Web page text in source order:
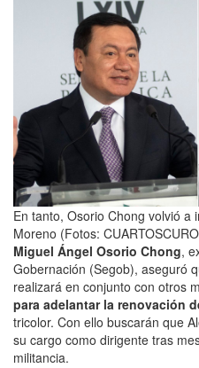
En tanto, Osorio Chong volvió a
Moreno (Fotos:
Miguel Ángel Osorio Chong,
Gobernación (Segob), aseguró
realizará en conjunto con otros
para adelantar la renovación
tricolor. Con ello buscarán que
su cargo como dirigente tras
militancia.